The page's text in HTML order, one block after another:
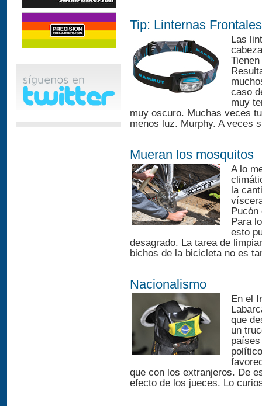
Tip: Linternas Frontales
Las
caso
muy
muy oscuro. Muchas veces
menos luz. Murphy. A veces
Mueran los mosquitos
A lo
la
Pucón
Para
esto
desagrado. La tarea de
bichos de la bicicleta no es
Nacionalismo
En el
que
un
que con los extranjeros. De
efecto de los jueces. Lo